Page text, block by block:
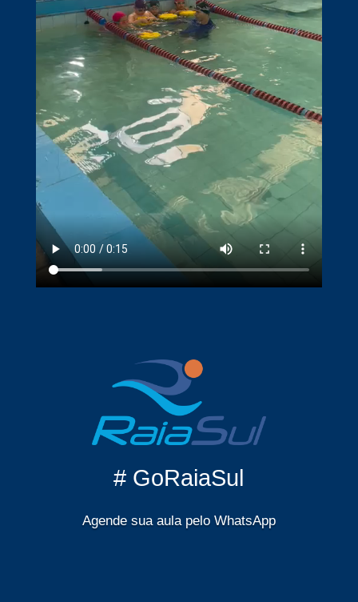
# GoRaiaSul
Agende sua aula pelo WhatsApp